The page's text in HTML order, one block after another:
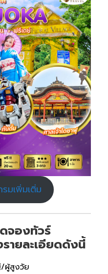
มเพิ่มเติ่ม
จองทัวร์
รายละเอียดดังนี้
ผู้สูงวัย